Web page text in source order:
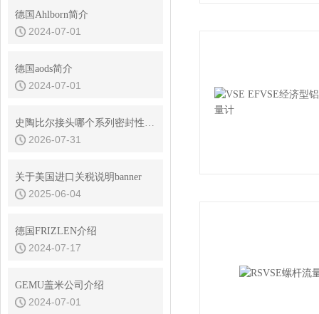
德国Ahlborn简介
2024-07-01
德国aods简介
2024-07-01
史陶比尔接头哪个系列密封性能好
2026-07-31
关于美国进口关税说明banner
2025-06-04
德国FRIZLEN介绍
2024-07-17
GEMU盖米公司介绍
2024-07-01